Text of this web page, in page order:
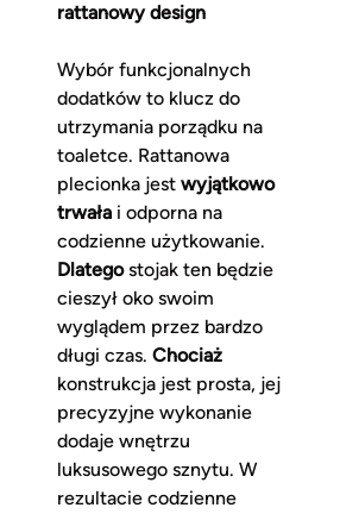
rattanowy design
Wybór funkcjonalnych
dodatków to klucz do
utrzymania porządku na
toaletce. Rattanowa
plecionka jest wyjątkowo
trwałai odporna na
codzienne użytkowanie.
Dlategostojak ten będzie
cieszył oko swoim
wyglądem przez bardzo
długi czas. Chociaż
konstrukcja jest prosta, jej
precyzyjne wykonanie
dodaje wnętrzu
luksusowego sznytu. W
rezultacie codzienne